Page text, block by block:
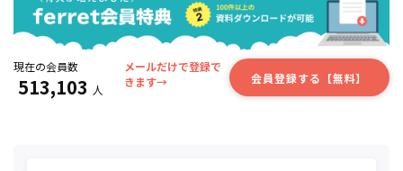
現在の会員数
513,103 人
メールだけで登録で
きます→
会員登録する【無料】